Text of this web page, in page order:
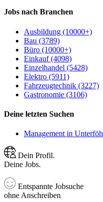
Jobs nach Branchen
Ausbildung (10000+)
Bau (3789)
Büro (10000+)
Einkauf (4098)
Einzelhandel (5428)
Elektro (5911)
Fahrzeugtechnik (3227)
Gastronomie (3106)
Deine letzten Suchen
Management in
Dein Profil.
Deine Jobs.
Entspannte Jobsuche
ohne Anschreiben